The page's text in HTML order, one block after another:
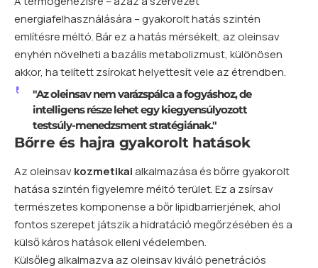
energiafelhasználására – gyakorolt hatás szintén
említésre méltó. Bár ez a hatás mérsékelt, az oleinsav
enyhén növelheti a bazális metabolizmust, különösen
akkor, ha telített zsírokat helyettesít vele az étrendben.
"Az oleinsav nem varázspálca a fogyáshoz, de
intelligens része lehet egy kiegyensúlyozott
testsúly-menedzsment stratégiának."
Bőrre és hajra gyakorolt hatások
Az oleinsavkozmetikaialkalmazása és bőrre gyakorolt
hatása szintén figyelemre méltó terület. Ez a zsírsav
természetes komponense a bőr lipidbarrierjének, ahol
fontos szerepet játszik a hidratáció megőrzésében és a
külső káros hatások elleni védelemben.
Külsőleg alkalmazva az oleinsav kiváló penetrációs